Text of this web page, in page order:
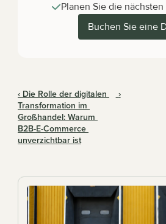
Planen Sie die
Buchen Sie eine
‹ Die Rolle der digitalen
Transformation im
Großhandel: Warum
B2B-E-Commerce
unverzichtbar ist
›